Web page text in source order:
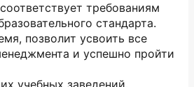
требованиям
стандарта.
позволит усвоить все
и успешно пройти
учебных заведений.